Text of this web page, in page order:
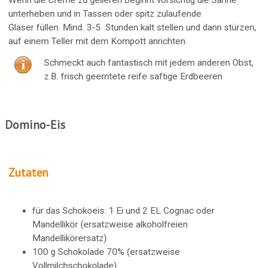
unterheben und in Tassen oder spitz zulaufende
Gläser füllen. Mind. 3-5 Stunden kalt stellen und dann stürzen,
auf einem Teller mit dem Kompott anrichten.
Schmeckt auch fantastisch mit jedem anderen Obst,
z.B. frisch geerntete reife saftige Erdbeeren
Domino-Eis
Zutaten
für das Schokoeis: 1 Ei und 2 EL Cognac oder
Mandellikör (ersatzweise alkoholfreien
Mandellikörersatz)
100 g Schokolade 70% (ersatzweise
Vollmilchschokolade)